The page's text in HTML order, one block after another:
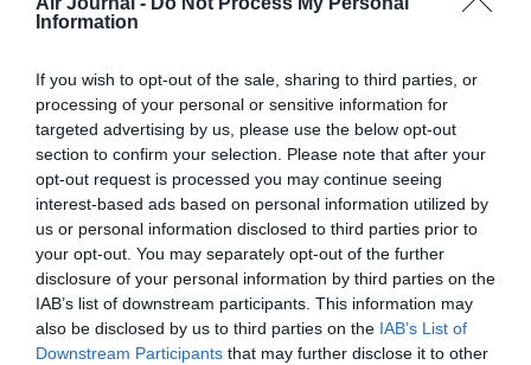
Information
If you wish to opt-out of the sale, sharing to third parties, or
processing of your personal or sensitive information for
targeted advertising by us, please use the below opt-out
section to confirm your selection. Please note that after your
opt-out request is processed you may continue seeing
interest-based ads based on personal information utilized by
us or personal information disclosed to third parties prior to
your opt-out. You may separately opt-out of the further
disclosure of your personal information by third parties on the
IAB’s list of downstream participants. This information may
also be disclosed by us to third parties on the IAB’s List of
Downstream Participants that may further disclose it to other
dans leurs maison et que les voleurs
!)
RÉPONDRE
Anna Stazzia commenté :
10 novembre 2022 - 19 h
Ouf !?
Ce n’est pas moi sur la vidéo?